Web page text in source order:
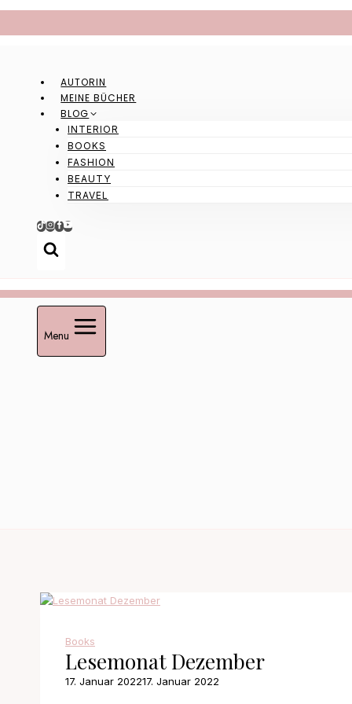
springen
AUTORIN
MEINE BÜCHER
BLOG
INTERIOR
BOOKS
FASHION
BEAUTY
TRAVEL
Menu
Books
Lesemonat Dezember
17. Januar 202217. Januar 2022